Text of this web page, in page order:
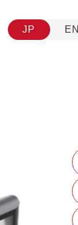
JP EN